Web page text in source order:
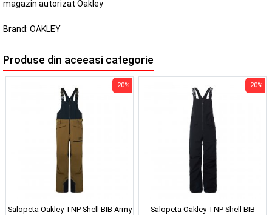
magazin autorizat Oakley
Brand: OAKLEY
Produse din aceeasi categorie
Salopeta Oakley TNP Shell BIB Army
-20%
Salopeta Oakley TNP Shell BIB
-20%